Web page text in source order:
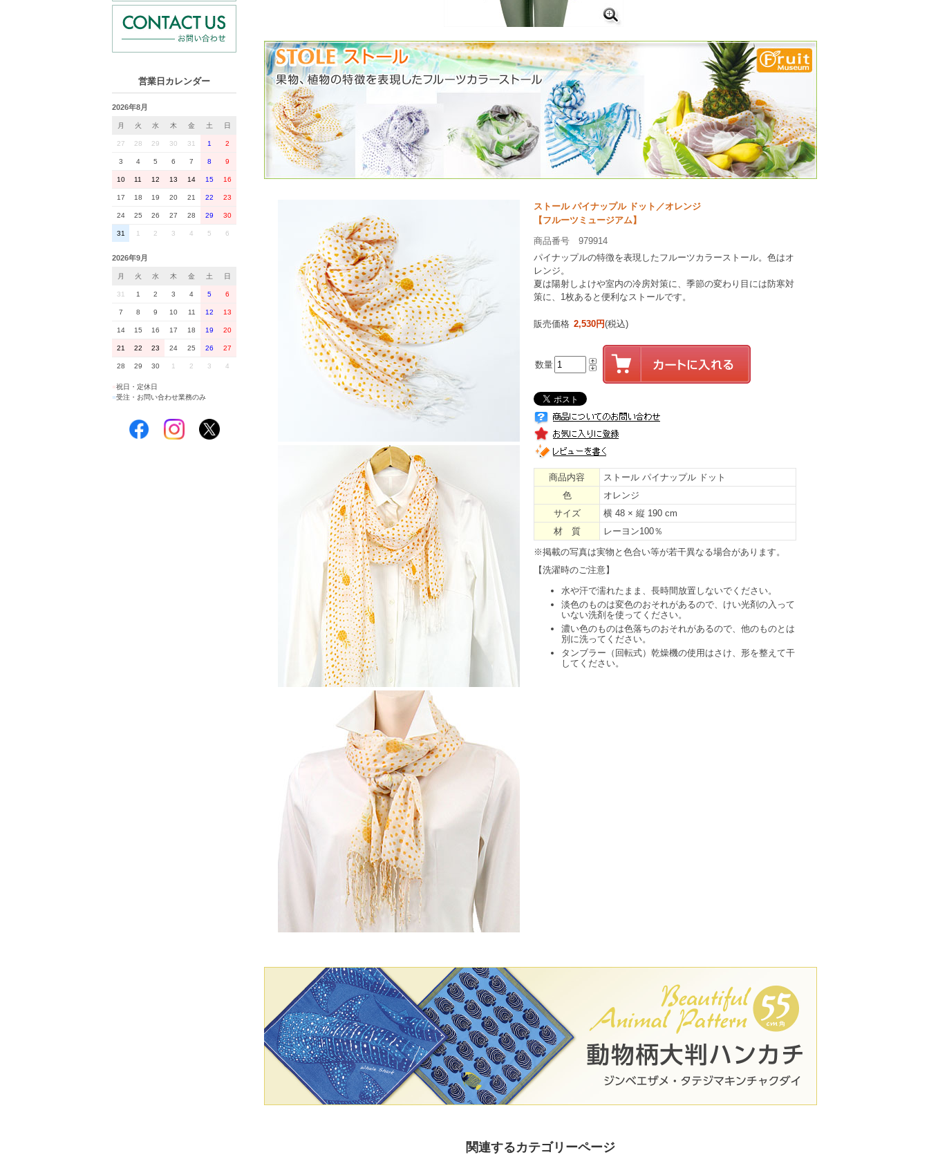
営業日カレンダー
2026年8月
月 火 水 木 金 土 日
27 28 29 30 31 1 2
3 4 5 6 7 8 9
10 11 12 13 14 15 16
17 18 19 20 21 22 23
24 25 26 27 28 29 30
31 1 2 3 4 5 6
2026年9月
月 火 水 木 金 土 日
31 1 2 3 4 5 6
7 8 9 10 11 12 13
14 15 16 17 18 19 20
21 22 23 24 25 26 27
28 29 30 1 2 3 4
祝日・定休日
■受注・お問い合わせ業務のみ
ストール パイナップル ドット／オレンジ
【フルーツミュージアム】
商品番号 979914
パイナップルの特徴を表現したフルーツカラーストール。色はオ
レンジ。
夏は陽射しよけや室内の冷房対策に、季節の変わり目には防寒対
策に、1枚あると便利なストールです。
販売価格 2,530円(税込)
数量
商品内容
ストール パイナップル ドット
色
オレンジ
サイズ
横 48 × 縦 190 cm
材 質
レーヨン100％
※掲載の写真は実物と色合い等が若干異なる場合があります。
【洗濯時のご注意】
水や汗で濡れたまま、長時間放置しないでください。
淡色のものは変色のおそれがあるので、けい光剤の入って
いない洗剤を使ってください。
濃い色のものは色落ちのおそれがあるので、他のものとは
別に洗ってください。
タンブラー（回転式）乾燥機の使用はさけ、形を整えて干
してください。
関連するカテゴリーページ